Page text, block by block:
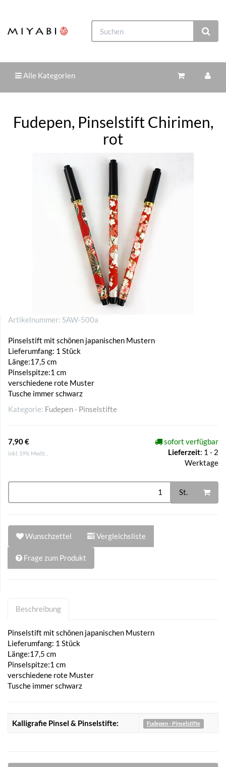
Alle Kategorien
Fudepen, Pinselstift Chirimen,
rot
Artikelnummer: SAW-500a
Pinselstift mit schönen japanischen Mustern
Lieferumfang: 1 Stück
Länge:17,5 cm
Pinselspitze:1 cm
verschiedene rote Muster
Tusche immer schwarz
Kategorie: Fudepen - Pinselstifte
7,90 €
inkl. 19% MwSt. ,
sofort verfügbar
Lieferzeit: 1 - 2
Werktage
St.
Wunschzettel Vergleichsliste
Frage zum Produkt
Beschreibung
Pinselstift mit schönen japanischen Mustern
Lieferumfang: 1 Stück
Länge:17,5 cm
Pinselspitze:1 cm
verschiedene rote Muster
Tusche immer schwarz
Kalligrafie Pinsel & Pinselstifte: Fudepen - Pinselstifte